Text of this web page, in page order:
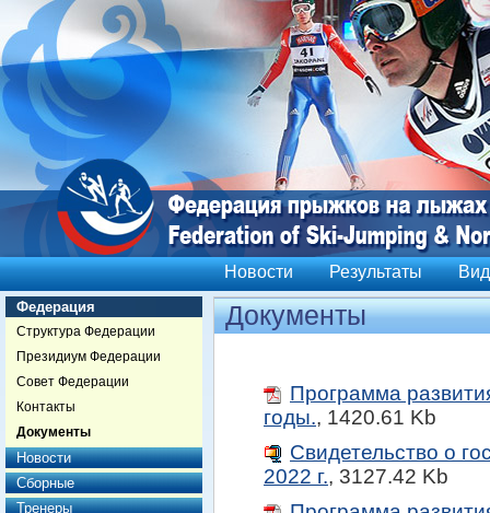
Новости Результаты
Федерация
Структура Федерации
Президиум Федерации
Совет Федерации
Контакты
Документы
Новости
Сборные
Тренеры
Документы
Программа
годы., 1420.61 Kb
Свидетельство о
2022 г., 3127.42 Kb